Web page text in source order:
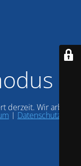
derzeit. Wir arbeiten
| Datenschutz